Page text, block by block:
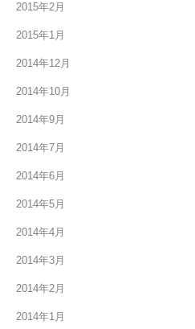
2015年2月
2015年1月
2014年12月
2014年10月
2014年9月
2014年7月
2014年6月
2014年5月
2014年4月
2014年3月
2014年2月
2014年1月